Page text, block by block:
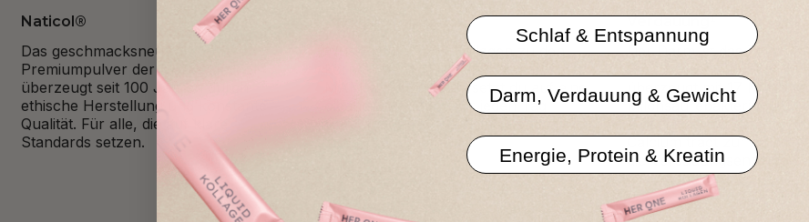
Naticol®
Das geschmacksneutrale
Premiumpulver der Marke Naticol®
überzeugt seit 100 Jahren durch
ethische Herstellung und konstante
Qualität. Für alle, die auf klare
Standards setzen.
Wusstest du, dass Kollagen zu den
körpereigenen Proteinen zählt? Mit
MARINE KOLLAGEN setzt du auf eine
cleane Ergänzung für jeden Tag –
integrieren und fertig.
Verdauung¹
Der Darm ist das Zentrum
überzeugt mit 17
Milchsäurebakterien aus 6
Calcium trägt zur
die Verdauungsenzyme
Schlaf & Entspannung
Darm, Verdauung & Gewicht
Energie, Protein & Kreatin